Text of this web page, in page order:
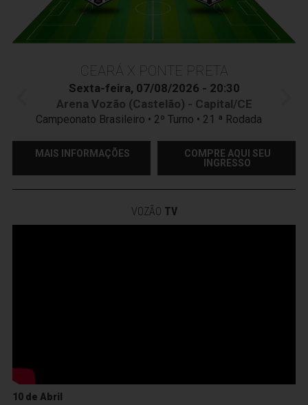
CEARÁ X PONTE PRETA
Sexta-feira, 07/08/2026 - 20:30
Arena Vozão (Castelão) - Capital/CE
Campeonato Brasileiro • 2º Turno • 21 ª Rodada
MAIS INFORMAÇÕES
COMPRE AQUI SEU
INGRESSO
VOZÃO TV
10 de Abril